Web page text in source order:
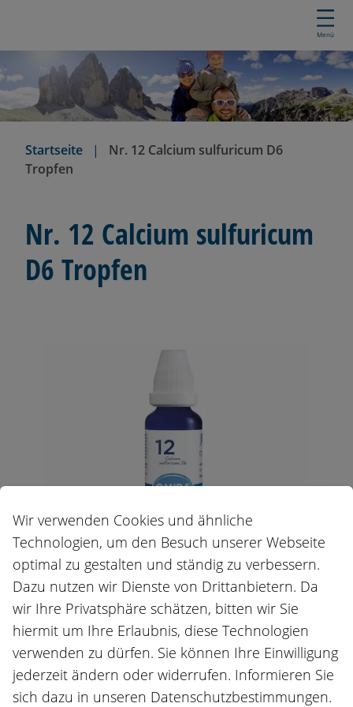
r
e
k
t
z
Menü
Startseite
Nr. 12 Calcium sulfuricum D6
Tropfen
Nr. 12 Calcium sulfuricum
D6 Tropfen
GRÖSSE:
30 ml
PHARMACODE:
7389538
Wir verwenden Cookies und ähnliche
Technologien, um den Besuch unserer Webseite
optimal zu gestalten und ständig zu verbessern.
Dazu nutzen wir Dienste von Drittanbietern. Da
wir Ihre Privatsphäre schätzen, bitten wir Sie
hiermit um Ihre Erlaubnis, diese Technologien
verwenden zu dürfen. Sie können Ihre Einwilligung
jederzeit ändern oder widerrufen. Informieren Sie
sich dazu in unseren Datenschutzbestimmungen.